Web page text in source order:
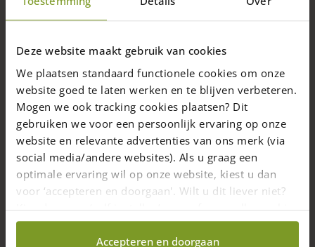
Deze website maakt gebruik van cookies
We plaatsen standaard functionele cookies om onze
website goed te laten werken en te blijven verbeteren.
Mogen we ook tracking cookies plaatsen? Dit
gebruiken we voor een persoonlijk ervaring op onze
website en relevante advertenties van ons merk (via
social media/andere websites). Als u graag een
optimale ervaring wil op onze website, kiest u dan
voor ‘accepteren en doorgaan'. Wilt u dit liever niet?
Kies dan voor ‘zelf instellen’ en geef aan welke cookies
wij wel mogen verzamelen.
Accepteren en doorgaan
Die
Optionen
auf
der
Produktseite
gewählt
werden
Beschreibung
Eichenpfosten – Setzpfosten mit
Diamantkopf
Eichenpfosten: Pfosten aus Eiche in in verschiedenen Größen
und hat einen sogenannten Diamantkopf.
Diese Eichenpfosten werden als Setzpfosten für unsere
Holztore im
englischen Stil und im Holland-Stil
Weiterlesen
Details